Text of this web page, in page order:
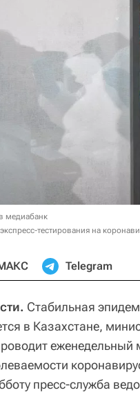
медиабанк
тестирования на
Telegram
Стабильная
в Казахстане,
еженедельный
пресс-служба